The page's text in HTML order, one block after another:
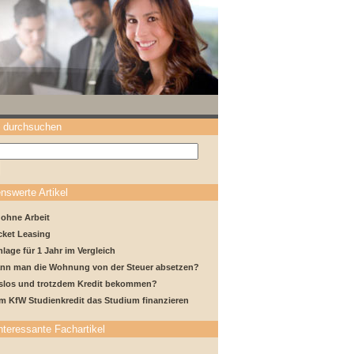
durchsuchen
Artikel
Arbeit
Leasing
für 1 Jahr im Vergleich
man die Wohnung von der Steuer absetzen?
und trotzdem Kredit bekommen?
KfW Studienkredit das Studium finanzieren
Fachartikel